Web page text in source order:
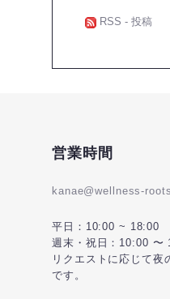
RSS - 投稿
営業時間
kanae@wellness-
平日：10:00 ~ 18:00
週末・祝日：10:00 〜
リクエストに応じて夜
です。